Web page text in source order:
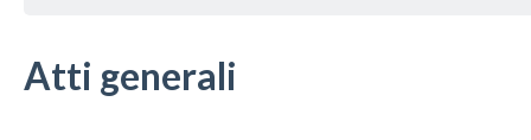
Atti generali